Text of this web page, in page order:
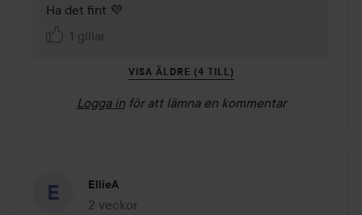
Ha det fint 💜
1 gillar
VISA ÄLDRE (4 TILL)
Logga in för att lämna en kommentar
EllieA
2 veckor
Inlägget skapades 2 veckor